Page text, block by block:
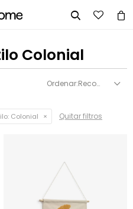

Colonial
Recomendados
Colonial Quitar filtros